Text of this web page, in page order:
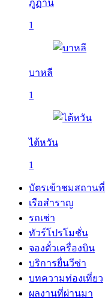
ภูฏาน
1
บาหลี
1
ไต้หวัน
1
บัตรเข้าชมสถานที่
เรือสำราญ
รถเช่า
ทัวร์โปรโมชั่น
จองตั๋วเครื่องบิน
บริการยื่นวีซ่า
บทความท่องเที่ยว
ผลงานที่ผ่านมา